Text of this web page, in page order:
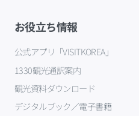
お役立ち情報
公式アプリ「VISITKOREA」
1330観光通訳案内
観光資料ダウンロード
デジタルブック／電子書籍